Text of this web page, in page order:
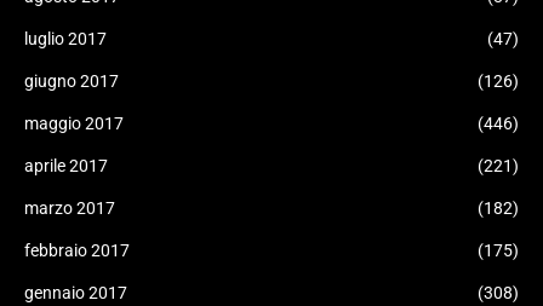
luglio 2017 (47)
giugno 2017 (126)
maggio 2017 (446)
aprile 2017 (221)
marzo 2017 (182)
febbraio 2017 (175)
gennaio 2017 (308)